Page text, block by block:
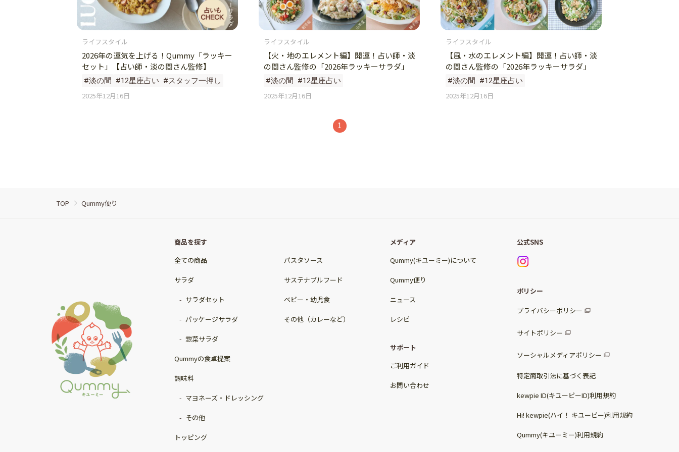
ライフスタイル
2026年の運気を上げる！Qummy「ラッキー
セット」【占い師・淡の間さん監修】
#淡の間 #12星座占い #スタッフ一押し
2025年12月16日
ライフスタイル
【火・地のエレメント編】開運！占い師・淡
の間さん監修の「2026年ラッキーサラダ」
#淡の間 #12星座占い
2025年12月16日
ライフスタイル
【風・水のエレメント編】開運！占い師・淡
の間さん監修の「2026年ラッキーサラダ」
#淡の間 #12星座占い
2025年12月16日
1
TOP Qummy便り
商品を探す
全ての商品
サラダ
サラダセット
パッケージサラダ
惣菜サラダ
Qummyの食卓提案
調味料
マヨネーズ・ドレッシング
その他
トッピング
パスタソース
サステナブルフード
ベビー・幼児食
その他（カレーなど）
メディア
Qummy(キユーミー)について
Qummy便り
ニュース
レシピ
サポート
ご利用ガイド
お問い合わせ
公式SNS
ポリシー
プライバシーポリシー
サイトポリシー
ソーシャルメディアポリシー
特定商取引法に基づく表記
kewpie ID(キユーピーID)利用規約
Hi! kewpie(ハイ！ キユーピー)利用規約
Qummy(キユーミー)利用規約